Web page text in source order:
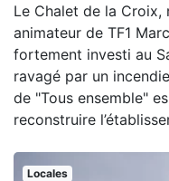
Le Chalet de la Croix,
animateur de TF1
fortement investi au
ravagé par un
de "Tous ensemble"
reconstruire
Locales